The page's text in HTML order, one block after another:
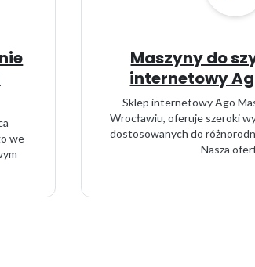
we
Maszyny do
internetowy
Sklep internetowy Ago
Wrocławiu, oferuje szeroki
dostosowanych do
Nasza